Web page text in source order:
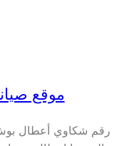
موقع صيانه
رقم شكاوي أعطال بوش